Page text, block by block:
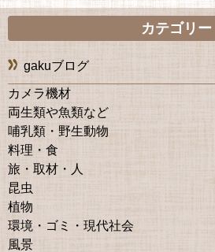
カテゴリー
gakuブログ
カメラ機材
両生類や魚類など
哺乳類・野生動物
料理・食
旅・取材・人
昆虫
植物
環境・ゴミ・現代社会
風景